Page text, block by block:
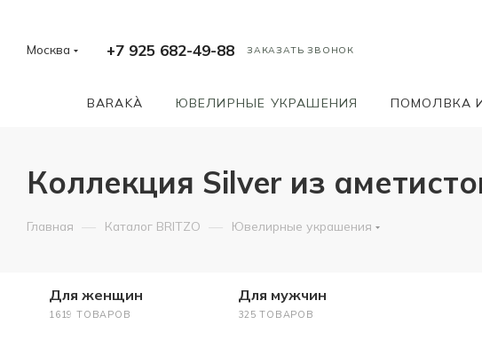
Москва +7 925 682-49-88 ЗАКАЗАТЬ ЗВОНОК
BARAKÀ ЮВЕЛИРНЫЕ УКРАШЕНИЯ ПОМОЛВКА
Коллекция Silver из
Главная — Каталог BRITZO — Ювелирные украшения
Для женщин
1619 ТОВАРОВ
Для мужчин
325 ТОВАРОВ